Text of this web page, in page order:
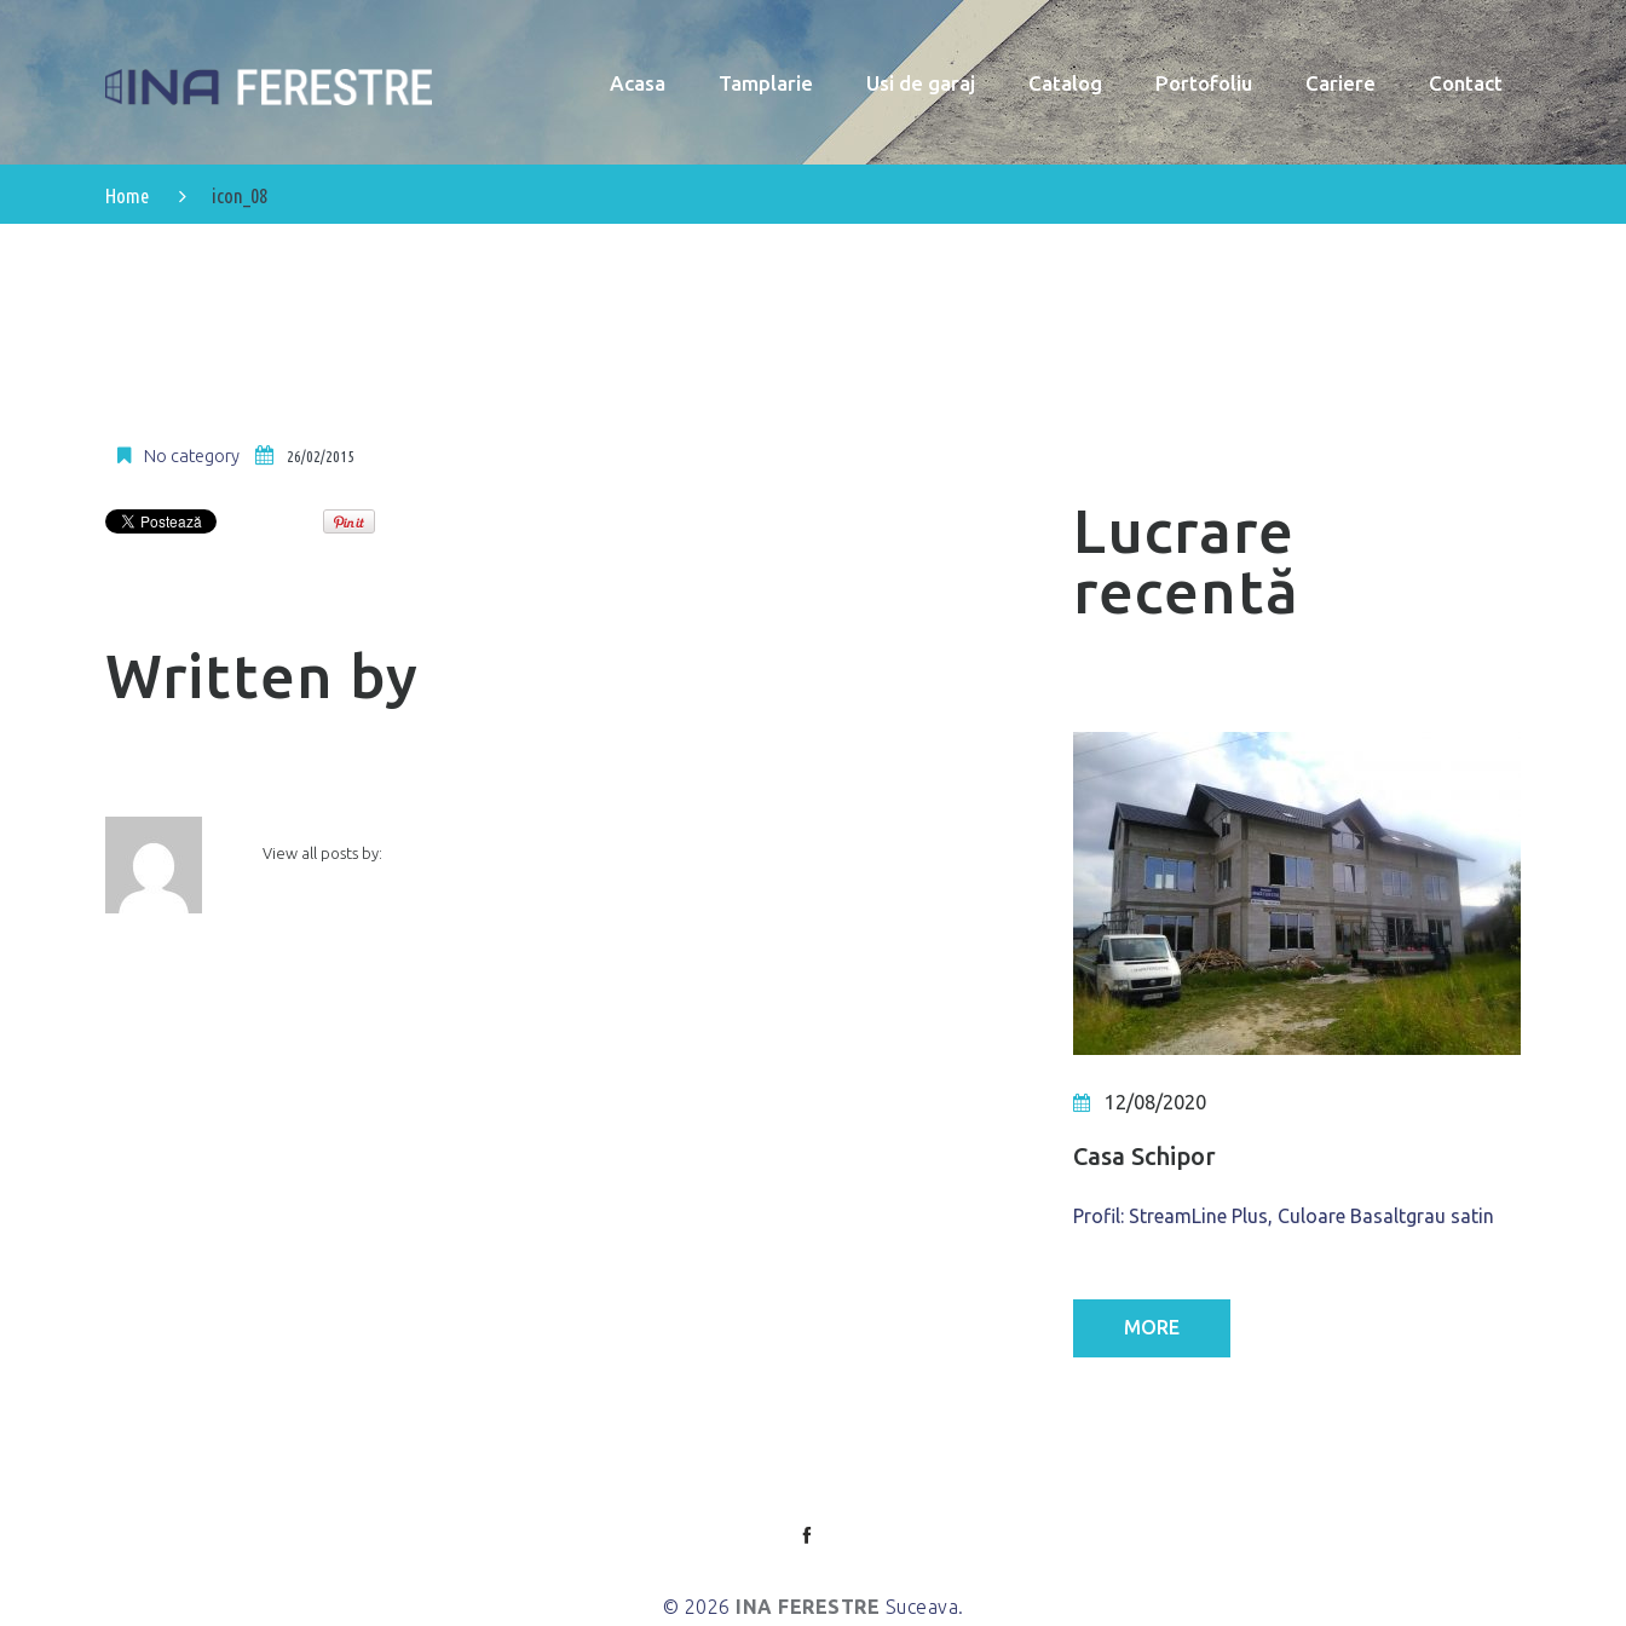
Acasa Tamplarie Usi de garaj Catalog Portofoliu Cariere Contact
Home icon_08
No category 26/02/2015
Written by
View all posts by:
Lucrare
recentă
12/08/2020
Casa Schipor
Profil: StreamLine Plus, Culoare Basaltgrau satin
MORE
© 2026 INA FERESTRE Suceava.